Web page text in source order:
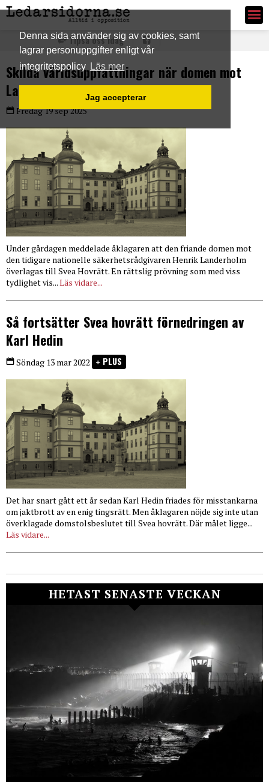
Denna sida använder sig av cookies, samt
lagrar personuppgifter enligt vår
integritetspolicy Läs mer
Jag accepterar
Ledarsidorna.se
Tipsa oss idag
Skilda världsuppfattningar när domen mot
Landerholm överklagas
Fredag 19 sep 2025
Under gårdagen meddelade åklagaren att den friande domen mot
den tidigare nationelle säkerhetsrådgivaren Henrik Landerholm
överlagas till Svea Hovrätt. En rättslig prövning som med viss
tydlighet vis...Läs vidare...
Så fortsätter Svea hovrätt förnedringen av
Karl Hedin
Söndag 13 mar 2022 PLUS
Det har snart gått ett år sedan Karl Hedin friades för misstankarna
om jaktbrott av en enig tingsrätt. Men åklagaren nöjde sig inte utan
överklagade domstolsbeslutet till Svea hovrätt. Där målet ligge...
Läs vidare...
HETAST SENASTE VECKAN